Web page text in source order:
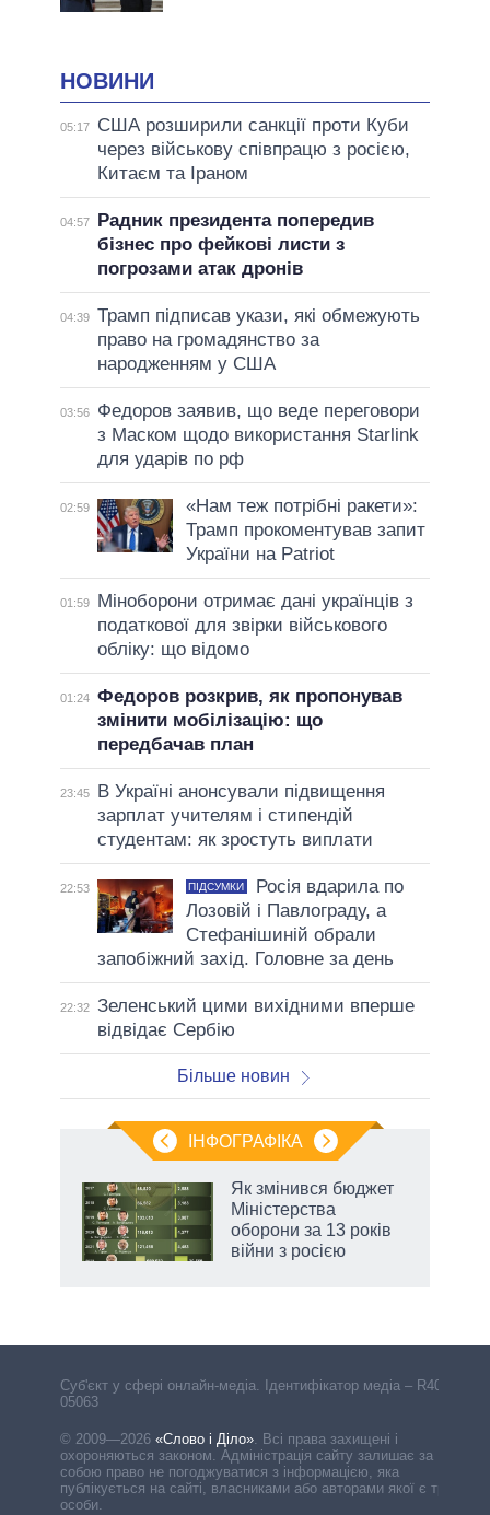
НОВИНИ
05:17
США розширили санкції проти Куби
через військову співпрацю з росією,
Китаєм та Іраном
04:57
Радник президента попередив
бізнес про фейкові листи з
погрозами атак дронів
04:39 Трамп підписав укази, які обмежують
право на громадянство за
народженням у США
03:56
Федоров заявив, що веде переговори
з Маском щодо використання Starlink
для ударів по рф
02:59
«Нам теж потрібні ракети»:
Трамп прокоментував запит
України на Patriot
01:59
Міноборони отримає дані українців з
податкової для звірки військового
обліку: що відомо
01:24 Федоров розкрив, як пропонував
змінити мобілізацію: що
передбачав план
23:45
В Україні анонсували підвищення
зарплат учителям і стипендій
студентам: як зростуть виплати
22:53 ПІДСУМКИ
Росія вдарила по
Лозовій і Павлограду, а
Стефанішиній обрали
запобіжний захід. Головне за день
22:32 Зеленський цими вихідними вперше
відвідає Сербію
Більше новин
ІНФОГРАФІКА
Як змінився бюджет
Міністерства
оборони за 13 років
війни з росією
Cуб'єкт у сфері онлайн-медіа. Ідентифікатор медіа – R40-
05063
© 2009—2026 «Слово і Діло». Всі права захищені і
охороняються законом. Адміністрація сайту залишає за
собою право не погоджуватися з інформацією, яка
публікується на сайті, власниками або авторами якої є треті
особи.